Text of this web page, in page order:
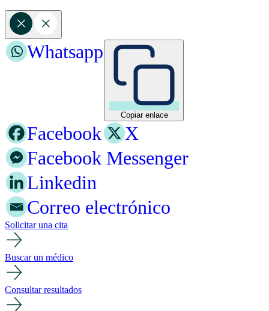
Copiar enlace
Whatsapp
Facebook
X
Facebook Messenger
Linkedin
Correo electrónico
Solicitar una cita
Buscar un médico
Consultar resultados